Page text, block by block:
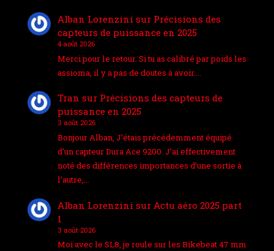
Alban Lorenzini sur Précisions des
capteurs de puissance en 2025
4 août 2026
Merci pour le retour. Si tu as calibré par poids les
assioma, il y a pas de doutes à avoir.…
Tran sur Précisions des capteurs de
puissance en 2025
3 août 2026
Bonjour Alban, J’étais précédemment équipé
d’un capteur Dura Ace 9200. J’ai effectivement
noté des différences importances d’une sortie à
l’autre,…
Alban Lorenzini sur Actu aéro 2025 part
1
3 août 2026
Moi avec le SL8, je roule sur les Bikebeat 47 mm